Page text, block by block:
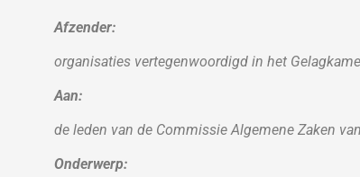
Afzender:
organisaties vertegenwoordigd in het
Aan:
de leden van de Commissie Algemene Zaken
Onderwerp: